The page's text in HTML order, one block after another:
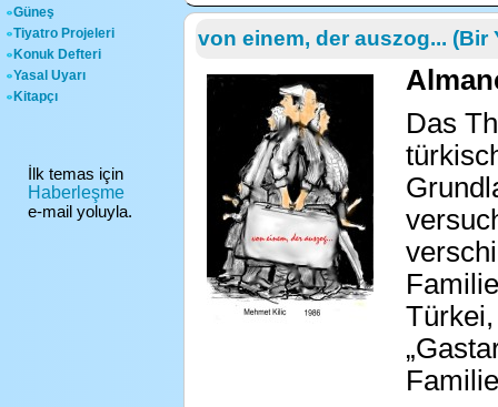
Güneş
Tiyatro Projeleri
Konuk Defteri
Yasal Uyarı
Kitapçı
İlk temas için
Haberleşme
e-mail yoluyla.
von einem, der auszog... (Bir
Das